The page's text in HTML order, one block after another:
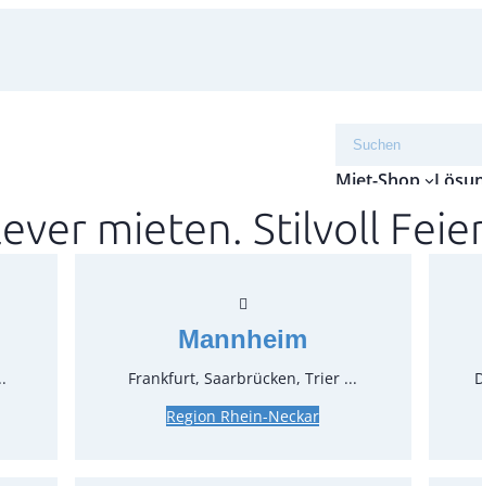
Suchen
Miet-Shop
mieten. Stilvoll
Mannheim
Frankfurt, Saarbrücken, Trier ...
Region Rhein-Neckar